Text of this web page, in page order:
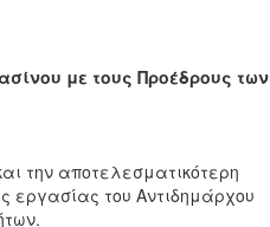
με τους Προέδρους των
την αποτελεσματικότερη
εργασίας του Αντιδημάρχου